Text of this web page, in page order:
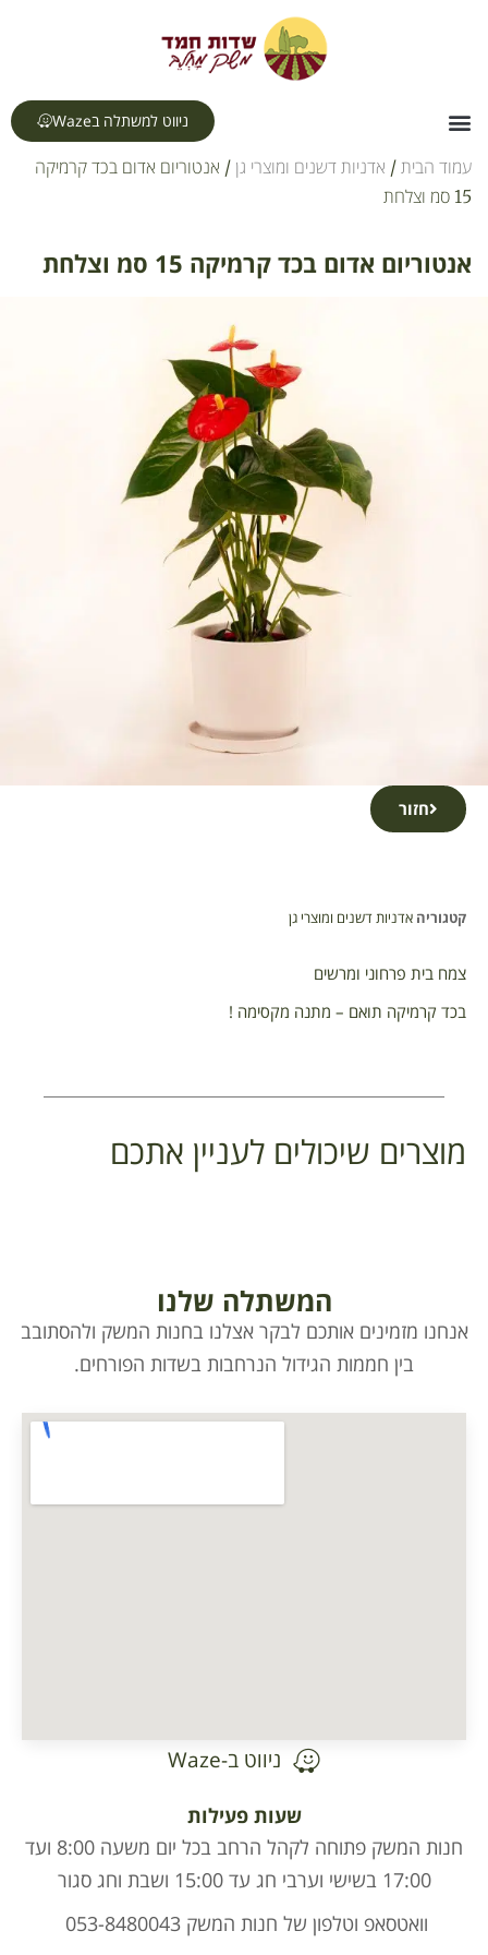
ניווט למשתלה בWaze
עמוד הבית / אדניות דשנים ומוצרי גן / אנטוריום אדום בכד קרמיקה
15 סמ וצלחת
אנטוריום אדום בכד קרמיקה 15 סמ וצלחת
חזור
קטגוריה אדניות דשנים ומוצרי גן
צמח בית פרחוני ומרשים
בכד קרמיקה תואם – מתנה מקסימה !
מוצרים שיכולים לעניין אתכם
המשתלה שלנו
אנחנו מזמינים אותכם לבקר אצלנו בחנות המשק ולהסתובב
בין חממות הגידול הנרחבות בשדות הפורחים.
ניווט ב-Waze
שעות פעילות
חנות המשק פתוחה לקהל הרחב בכל יום משעה 8:00 ועד
17:00 בשישי וערבי חג עד 15:00 ושבת וחג סגור
וואטסאפ וטלפון של חנות המשק 053-8480043